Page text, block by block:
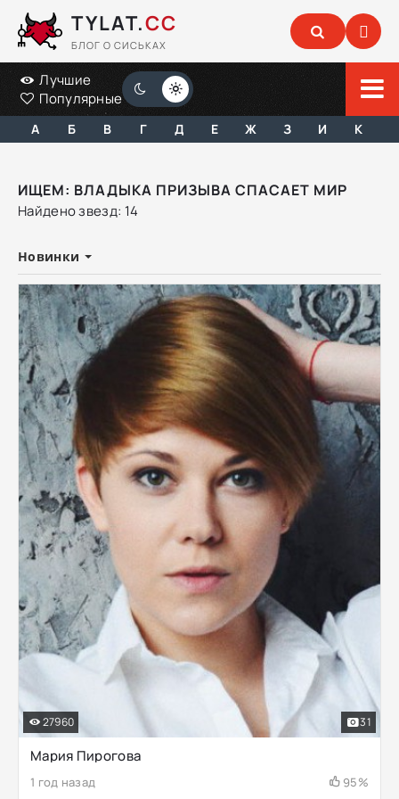
TYLAT.CC
БЛОГ О СИСЬКАХ
Лучшие
Популярные
А Б В Г Д Е Ж З И К
ИЩЕМ: ВЛАДЫКА ПРИЗЫВА СПАСАЕТ МИР
Найдено звезд: 14
Новинки
Мария Пирогова
1 год назад 95%
27960 31